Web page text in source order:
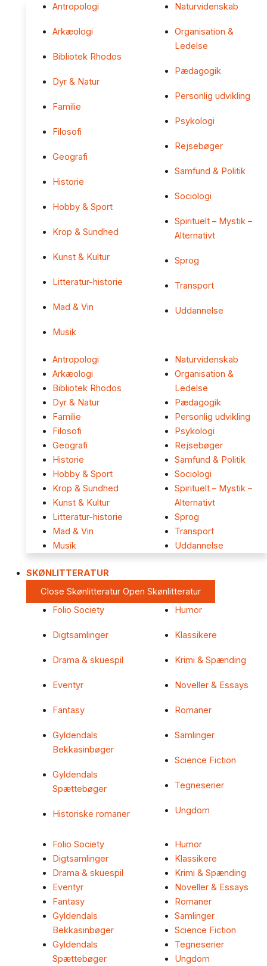
Antropologi
Arkæologi
Bibliotek Rhodos
Dyr & Natur
Familie
Filosofi
Geografi
Historie
Hobby & Sport
Krop & Sundhed
Kunst & Kultur
Litteratur-historie
Mad & Vin
Musik
Naturvidenskab
Organisation &
Ledelse
Pædagogik
Personlig udvikling
Psykologi
Rejsebøger
Samfund & Politik
Sociologi
Spirituelt – Mystik –
Alternativt
Sprog
Transport
Uddannelse
Antropologi
Arkæologi
Bibliotek Rhodos
Dyr & Natur
Familie
Filosofi
Geografi
Historie
Hobby & Sport
Krop & Sundhed
Kunst & Kultur
Litteratur-historie
Mad & Vin
Musik
Naturvidenskab
Organisation &
Ledelse
Pædagogik
Personlig udvikling
Psykologi
Rejsebøger
Samfund & Politik
Sociologi
Spirituelt – Mystik –
Alternativt
Sprog
Transport
Uddannelse
SKØNLITTERATUR
Close Skønlitteratur Open Skønlitteratur
Folio Society
Digtsamlinger
Drama & skuespil
Eventyr
Fantasy
Gyldendals
Bekkasinbøger
Gyldendals
Spættebøger
Historiske romaner
Humor
Klassikere
Krimi & Spænding
Noveller & Essays
Romaner
Samlinger
Science Fiction
Tegneserier
Ungdom
Folio Society
Digtsamlinger
Drama & skuespil
Eventyr
Fantasy
Gyldendals
Bekkasinbøger
Gyldendals
Spættebøger
Humor
Klassikere
Krimi & Spænding
Noveller & Essays
Romaner
Samlinger
Science Fiction
Tegneserier
Ungdom